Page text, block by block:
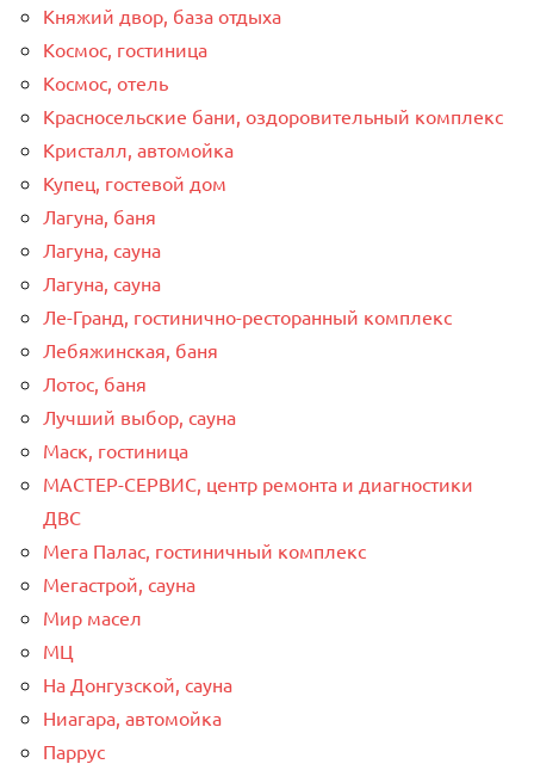
Княжий двор, база отдыха
Космос, гостиница
Космос, отель
Красносельские бани, оздоровительный комплекс
Кристалл, автомойка
Купец, гостевой дом
Лагуна, баня
Лагуна, сауна
Лагуна, сауна
Ле-Гранд, гостинично-ресторанный комплекс
Лебяжинская, баня
Лотос, баня
Лучший выбор, сауна
Маск, гостиница
МАСТЕР-СЕРВИС, центр ремонта и диагностики
ДВС
Мега Палас, гостиничный комплекс
Мегастрой, сауна
Мир масел
МЦ
На Донгузской, сауна
Ниагара, автомойка
Паррус